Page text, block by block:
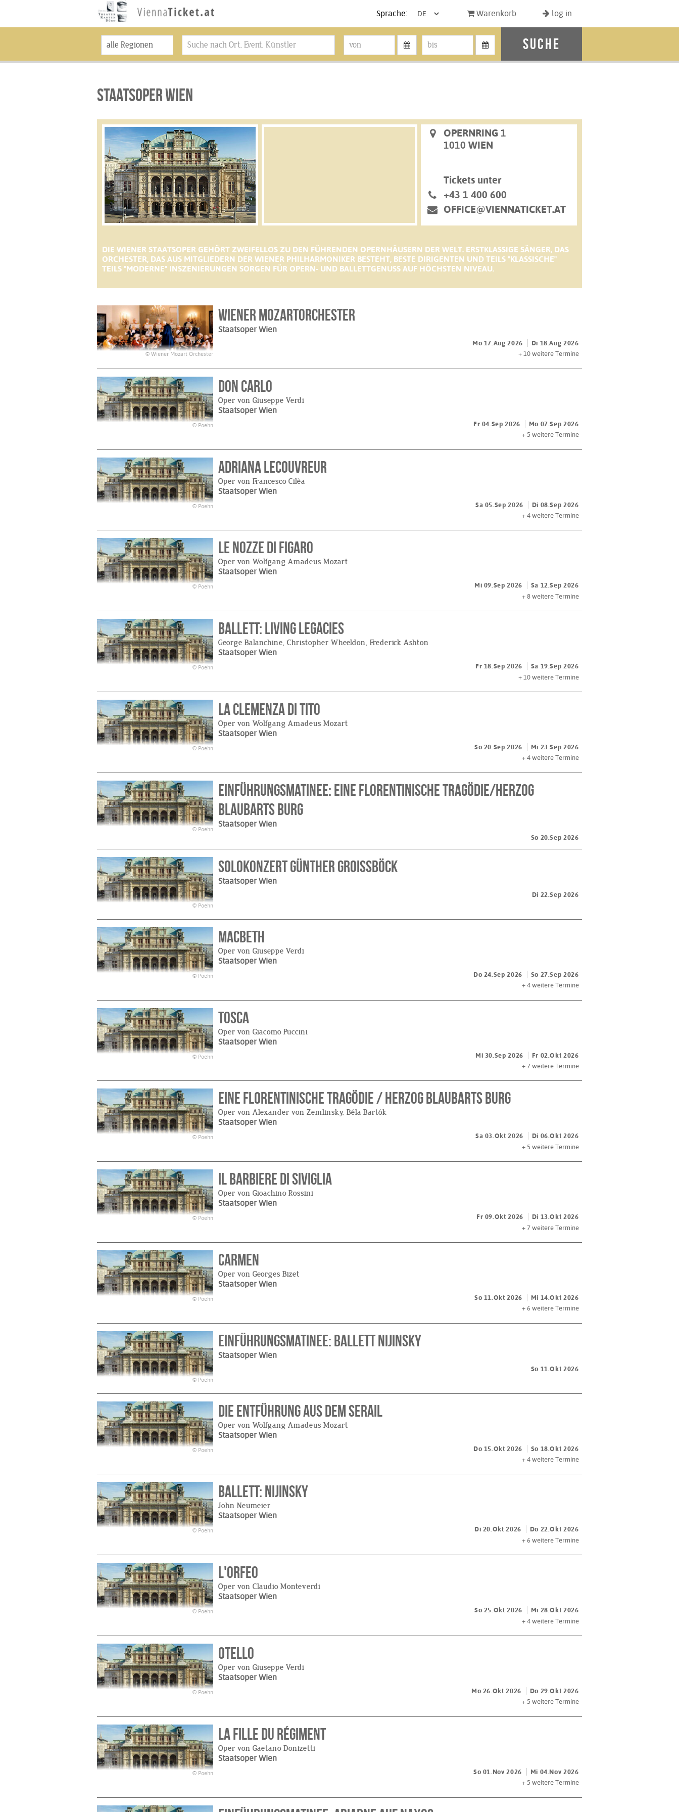
Sprache: Warenkorb log in
Suche
STAATSOPER WIEN
OPERNRING 1
1010 WIEN
Tickets unter
+43 1 400 600
OFFICE@VIENNATICKET.AT
DIE WIENER STAATSOPER GEHÖRT ZWEIFELLOS ZU DEN FÜHRENDEN OPERNHÄUSERN DER WELT. ERSTKLASSIGE SÄNGER, DAS
ORCHESTER, DAS AUS MITGLIEDERN DER WIENER PHILHARMONIKER BESTEHT, BESTE DIRIGENTEN UND TEILS "KLASSISCHE"
TEILS "MODERNE" INSZENIERUNGEN SORGEN FÜR OPERN- UND BALLETTGENUSS AUF HÖCHSTEN NIVEAU.
© Wiener Mozart Orchester
Wiener Mozartorchester
Staatsoper Wien
Mo 17.Aug 2026
Di 18.Aug 2026
+ 10 weitere Termine
© Poehn
Don Carlo
Oper von Giuseppe Verdi
Staatsoper Wien
Fr 04.Sep 2026
Mo 07.Sep 2026
+ 5 weitere Termine
© Poehn
Adriana Lecouvreur
Oper von Francesco Cilèa
Staatsoper Wien
Sa 05.Sep 2026
Di 08.Sep 2026
+ 4 weitere Termine
© Poehn
Le Nozze di Figaro
Oper von Wolfgang Amadeus Mozart
Staatsoper Wien
Mi 09.Sep 2026
Sa 12.Sep 2026
+ 8 weitere Termine
© Poehn
Ballett: Living Legacies
George Balanchine, Christopher Wheeldon, Frederick Ashton
Staatsoper Wien
Fr 18.Sep 2026
Sa 19.Sep 2026
+ 10 weitere Termine
© Poehn
La Clemenza di Tito
Oper von Wolfgang Amadeus Mozart
Staatsoper Wien
So 20.Sep 2026
Mi 23.Sep 2026
+ 4 weitere Termine
© Poehn
Einführungsmatinee: Eine Florentinische Tragödie/Herzog
Blaubarts Burg
Staatsoper Wien
So 20.Sep 2026
© Poehn
Solokonzert Günther Groissböck
Staatsoper Wien
Di 22.Sep 2026
© Poehn
Macbeth
Oper von Giuseppe Verdi
Staatsoper Wien
Do 24.Sep 2026
So 27.Sep 2026
+ 4 weitere Termine
© Poehn
Tosca
Oper von Giacomo Puccini
Staatsoper Wien
Mi 30.Sep 2026
Fr 02.Okt 2026
+ 7 weitere Termine
© Poehn
Eine floren­tinische Tragödie / Herzog Blaubarts Burg
Oper von Alexander von Zemlinsky, Béla Bartók
Staatsoper Wien
Sa 03.Okt 2026
Di 06.Okt 2026
+ 5 weitere Termine
© Poehn
Il barbiere di Siviglia
Oper von Gioachino Rossini
Staatsoper Wien
Fr 09.Okt 2026
Di 13.Okt 2026
+ 7 weitere Termine
© Poehn
Carmen
Oper von Georges Bizet
Staatsoper Wien
So 11.Okt 2026
Mi 14.Okt 2026
+ 6 weitere Termine
© Poehn
Einführungsmatinee: Ballett Nijinsky
Staatsoper Wien
So 11.Okt 2026
© Poehn
Die Entführung aus dem Serail
Oper von Wolfgang Amadeus Mozart
Staatsoper Wien
Do 15.Okt 2026
So 18.Okt 2026
+ 4 weitere Termine
© Poehn
Ballett: Nijinsky
John Neumeier
Staatsoper Wien
Di 20.Okt 2026
Do 22.Okt 2026
+ 6 weitere Termine
© Poehn
L'Orfeo
Oper von Claudio Monteverdi
Staatsoper Wien
So 25.Okt 2026
Mi 28.Okt 2026
+ 4 weitere Termine
© Poehn
Otello
Oper von Giuseppe Verdi
Staatsoper Wien
Mo 26.Okt 2026
Do 29.Okt 2026
+ 5 weitere Termine
© Poehn
La Fille du régiment
Oper von Gaetano Donizetti
Staatsoper Wien
So 01.Nov 2026
Mi 04.Nov 2026
+ 5 weitere Termine